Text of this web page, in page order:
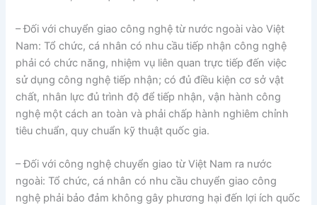
– Đối với chuyển giao công nghệ từ nước ngoài vào Việt
Nam: Tổ chức, cá nhân có nhu cầu tiếp nhận công nghệ
phải có chức năng, nhiệm vụ liên quan trực tiếp đến việc
sử dụng công nghệ tiếp nhận; có đủ điều kiện cơ sở vật
chất, nhân lực đủ trình độ để tiếp nhận, vận hành công
nghệ một cách an toàn và phải chấp hành nghiêm chỉnh
tiêu chuẩn, quy chuẩn kỹ thuật quốc gia.
– Đối với công nghệ chuyển giao từ Việt Nam ra nước
ngoài: Tổ chức, cá nhân có nhu cầu chuyển giao công
nghệ phải bảo đảm không gây phương hại đến lợi ích quốc